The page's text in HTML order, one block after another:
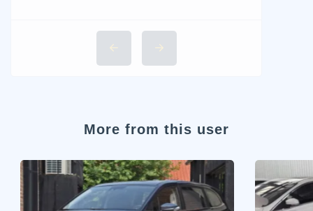
More from this user